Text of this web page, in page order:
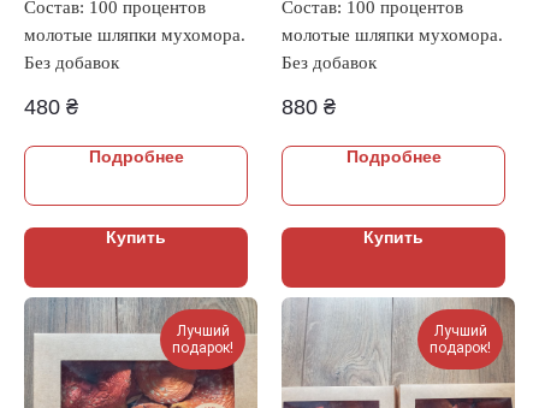
Состав: 100 процентов
молотые шляпки мухомора.
Без добавок
480 ₴
Подробнее
Купить
Состав: 100 процентов
молотые шляпки мухомора.
Без добавок
880 ₴
Подробнее
Купить
Лучший
подарок!
Лучший
подарок!